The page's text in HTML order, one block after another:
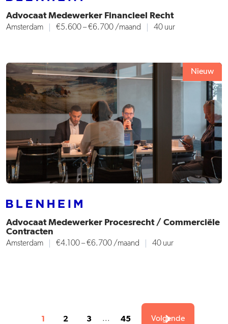
Advocaat Medewerker Financieel Recht
Amsterdam €5.600 – €6.700 /maand 40 uur
Nieuw
Advocaat Medewerker Procesrecht / Commerciële
Contracten
Amsterdam €4.100 – €6.700 /maand 40 uur
1 2 3 ... 45 Volgende